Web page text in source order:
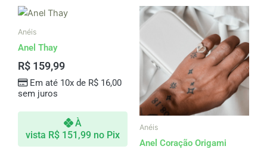
Anéis
Anel Thay
R$ 159,99
Em até 10x de R$16,00
sem juros
À
vista R$ 151,99 no Pix
Anéis
Anel Coração Origami